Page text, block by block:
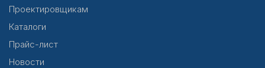
Проектировщикам
Каталоги
Прайс-лист
Новости